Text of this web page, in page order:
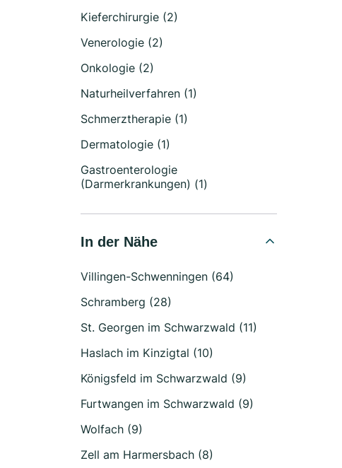
Kieferchirurgie (2)
Venerologie (2)
Onkologie (2)
Naturheilverfahren (1)
Schmerztherapie (1)
Dermatologie (1)
Gastroenterologie
(Darmerkrankungen) (1)
In der Nähe
Villingen-Schwenningen (64)
Schramberg (28)
St. Georgen im Schwarzwald (11)
Haslach im Kinzigtal (10)
Königsfeld im Schwarzwald (9)
Furtwangen im Schwarzwald (9)
Wolfach (9)
Zell am Harmersbach (8)